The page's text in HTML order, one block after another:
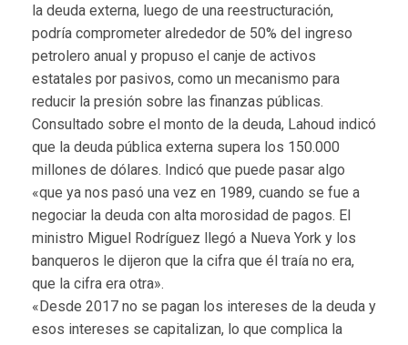
la deuda externa, luego de una reestructuración,
podría comprometer alrededor de 50% del ingreso
petrolero anual y propuso el canje de activos
estatales por pasivos, como un mecanismo para
reducir la presión sobre las finanzas públicas.
Consultado sobre el monto de la deuda, Lahoud indicó
que la deuda pública externa supera los 150.000
millones de dólares. Indicó que puede pasar algo
«que ya nos pasó una vez en 1989, cuando se fue a
negociar la deuda con alta morosidad de pagos. El
ministro Miguel Rodríguez llegó a Nueva York y los
banqueros le dijeron que la cifra que él traía no era,
que la cifra era otra».
«Desde 2017 no se pagan los intereses de la deuda y
esos intereses se capitalizan, lo que complica la